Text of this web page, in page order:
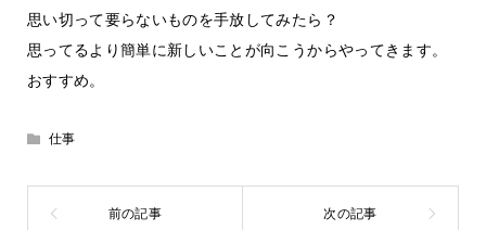
思い切って要らないものを手放してみたら？
思ってるより簡単に新しいことが向こうからやってきます。
おすすめ。
仕事